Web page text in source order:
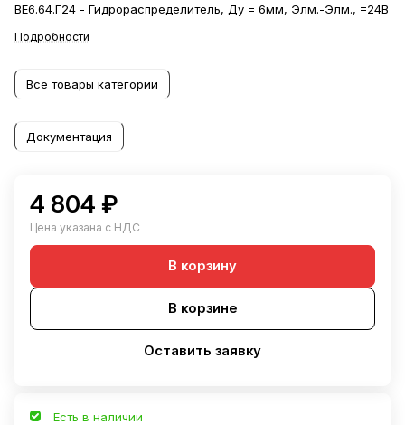
ВЕ6.64.Г24 - Гидрораспределитель, Ду = 6мм, Элм.-Элм., =24В
Подробности
Все товары категории
Документация
4 804 ₽
Цена указана с НДС
В корзину
В корзине
Оставить заявку
Есть в наличии